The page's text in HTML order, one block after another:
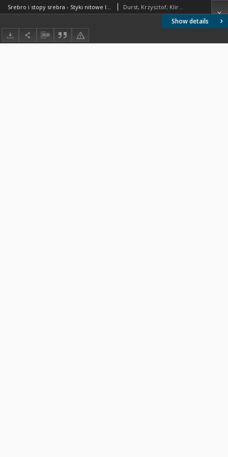
Show details
Srebro i stopy srebra - Styki nitowe lite - Kształt i wymiary BN-82/0879-02 Durst, Krzysztof; Klir, Tadeusz; Poloczek, Werner